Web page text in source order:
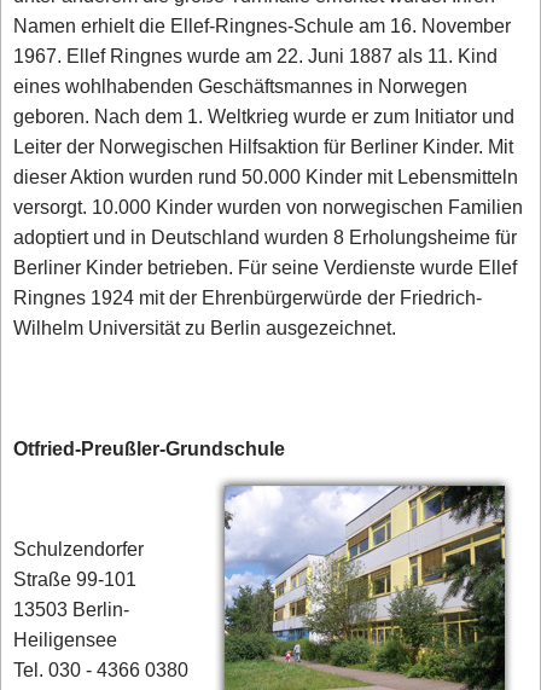
Namen erhielt die Ellef-Ringnes-Schule am 16. November
1967. Ellef Ringnes wurde am 22. Juni 1887 als 11. Kind
eines wohlhabenden Geschäftsmannes in Norwegen
geboren. Nach dem 1. Weltkrieg wurde er zum Initiator und
Leiter der Norwegischen Hilfsaktion für Berliner Kinder. Mit
dieser Aktion wurden rund 50.000 Kinder mit Lebensmitteln
versorgt. 10.000 Kinder wurden von norwegischen Familien
adoptiert und in Deutschland wurden 8 Erholungsheime für
Berliner Kinder betrieben. Für seine Verdienste wurde Ellef
Ringnes 1924 mit der Ehrenbürgerwürde der Friedrich-
Wilhelm Universität zu Berlin ausgezeichnet.
Otfried-Preußler-Grundschule
Schulzendorfer
Straße 99-101
13503 Berlin-
Heiligensee
Tel. 030 - 4366 0380